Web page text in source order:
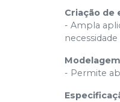
Criação de
- Ampla
- Permite